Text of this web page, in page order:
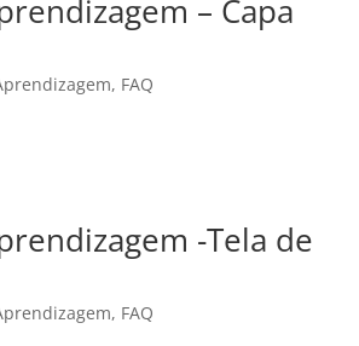
– Capa
, FAQ
-Tela de
, FAQ